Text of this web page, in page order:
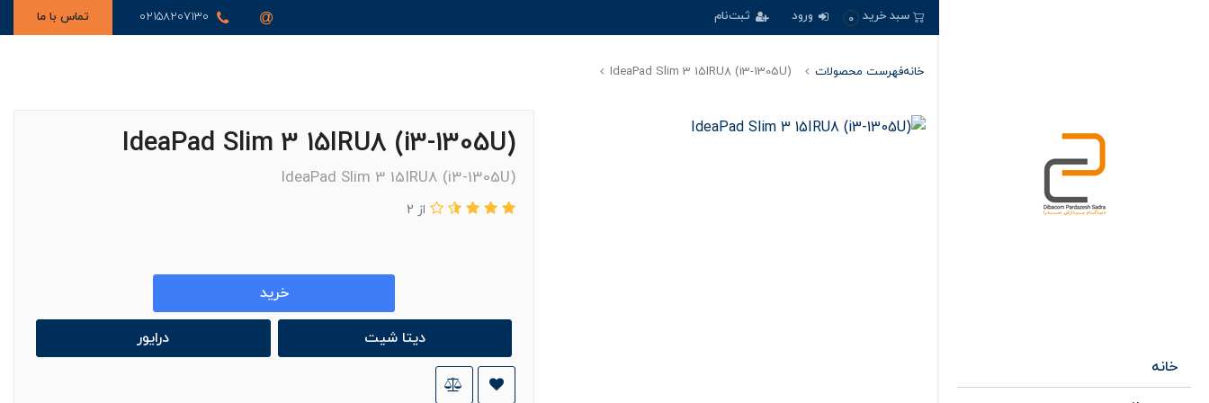
سبد خرید 0 ورود ثبت‌نام 02158207130 تماس با ما
خانه
خانهفهرست محصولات (IdeaPad Slim 3 15IRU8 (i3-1305U
(IdeaPad Slim 3 15IRU8 (i3-1305U
(IdeaPad Slim 3 15IRU8 (i3-1305U
از 2
خرید
دیتا شیت درایور